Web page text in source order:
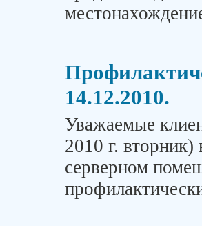
14.12.2010.
Уважаемые
2010 г.
серверном